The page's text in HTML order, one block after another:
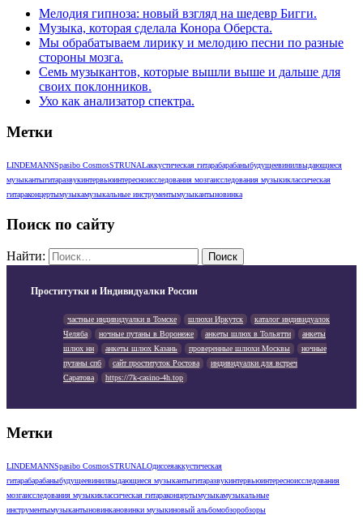
Мелодия гипноза: новый взгляд на шедевр Бигги.
Музыка, которая сделала Конора Оберста.
Мы обрабатываем лирику и мелодию песни по разные
стороны мозга.
Семь музыкантов, которые вышли выше и дальше для
своих поклонников.
Ухо как анализатор спектра.
Метки
LINDEMANNSpasibo CosmosSTRUNALаккустическая гитарабарабаныбудущеевинилвыдающиеся
музыкантыгитаразвукинтервьюинтересноисследования мозгаисследования музыкиклассическая
гитараконцертымузыкамузыкальные инструментымузыкантыновинка
Поиск по сайту
Найти:
Проститутки и Индивидуалки России
частные индивидуалки в Томске шлюхи Иркутск
каталог индивидуалок
Челяба
ночные путаны в Воронеже анкеты шлюх в Тольятти
анкеты
шлюх нн
анкеты шлюх Казань проверенные шлюхи Москвы
ночные
путаны спб
сайт проституток Ростова
индивидуалки для встреч
Саратова
https://7k-casino-4h.top
Метки
LINDEMANNSpasibo CosmosSTRUNALОдиссеяаккустическая
гитарабарабаныбудущеевинилвыдающиеся музыкантыгитаразвукинтервьюинтересноисследования
мозгаисследования музыкиклассическая гитараконцертымузыкамузыкальные
инструментымузыкантыновинкановинки музыкиновый альбомобзоробзоры